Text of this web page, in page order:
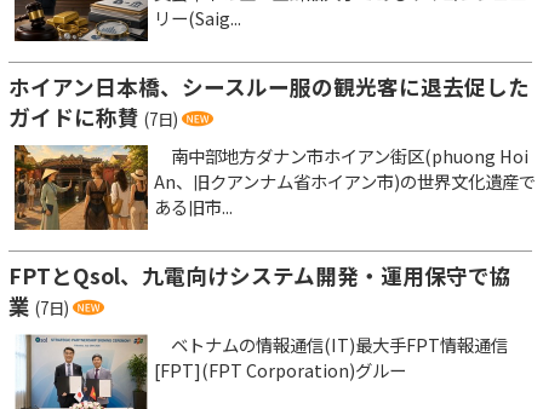
リー(Saig...
ホイアン日本橋、シースルー服の観光客に退去促した
ガイドに称賛 (7日)
南中部地方ダナン市ホイアン街区(phuong Hoi
An、旧クアンナム省ホイアン市)の世界文化遺産で
ある旧市...
FPTとQsol、九電向けシステム開発・運用保守で協
業 (7日)
ベトナムの情報通信(IT)最大手FPT情報通信
[FPT](FPT Corporation)グルー